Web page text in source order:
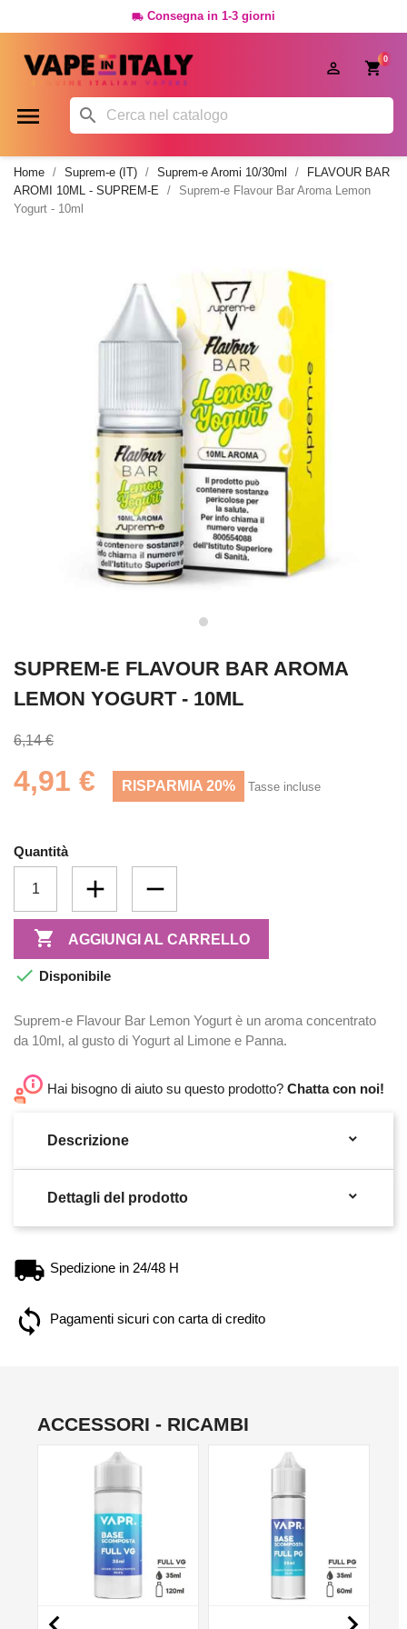
 Consegna in 1-3 giorni
0

 
Home Suprem-e (IT) Suprem-e Aromi 10/30ml
FLAVOUR BAR
AROMI 10ML - SUPREM-E
Suprem-e Flavour Bar Aroma Lemon
Yogurt - 10ml
SUPREM-E FLAVOUR BAR AROMA
LEMON YOGURT - 10ML
6,14 €
4,91 € RISPARMIA 20% Tasse incluse
Quantità
 AGGIUNGI AL CARRELLO
 Disponibile
Suprem-e Flavour Bar Lemon Yogurt è un aroma concentrato
da 10ml, al gusto di Yogurt al Limone e Panna.
Hai bisogno di aiuto su questo prodotto? Chatta con noi!
Descrizione 
Dettagli del prodotto 
Spedizione in 24/48 H
Pagamenti sicuri con carta di credito
ACCESSORI - RICAMBI